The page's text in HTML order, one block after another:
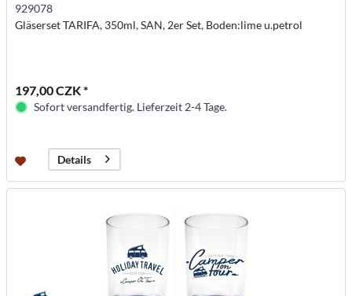
929078
Gläserset TARIFA, 350ml, SAN, 2er Set, Boden:lime u.petrol
197,00 CZK *
Sofort versandfertig. Lieferzeit 2-4 Tage.
Details